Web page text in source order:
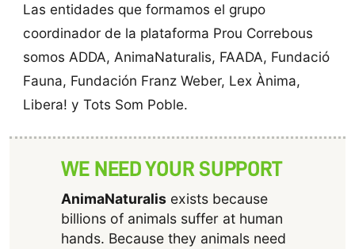
Las entidades que formamos el grupo
coordinador de la plataforma Prou Correbous
somos ADDA, AnimaNaturalis, FAADA, Fundació
Fauna, Fundación Franz Weber, Lex Ànima,
Libera! y Tots Som Poble.
WE NEED YOUR SUPPORT
AnimaNaturalisexists because
billions of animals suffer at human
hands. Because they animals need